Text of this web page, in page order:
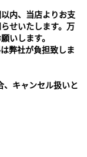
内、当店よりお支
せいたします。万
いします。
弊社が負担致しま
、キャンセル扱いと